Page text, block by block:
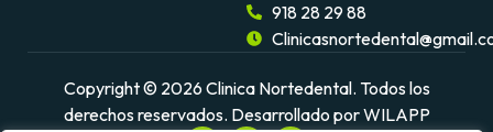
918 28 29 88
Copyright © 2026 Clinica Nortedental. Todos los
derechos reservados. Desarrollado por WILAPP